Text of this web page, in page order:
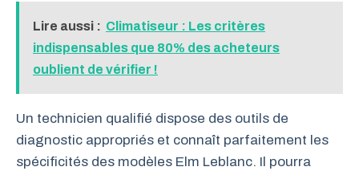
Lire aussi : Climatiseur : Les critères
indispensables que 80% des acheteurs
oublient de vérifier !
Un technicien qualifié dispose des outils de
diagnostic appropriés et connaît parfaitement les
spécificités des modèles Elm Leblanc. Il pourra